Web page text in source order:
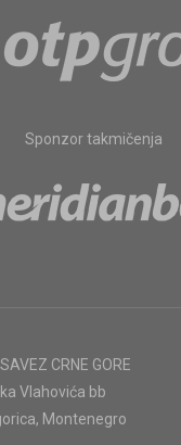
Sponzor takmičenja
CRNE GORE
Vlahovića bb
Montenegro